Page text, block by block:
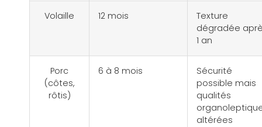
Volaille 12 mois
Texture
dégradée
1 an
Porc
(côtes,
rôtis)
6 à 8 mois
Sécurité
possible mais
qualités
altérées